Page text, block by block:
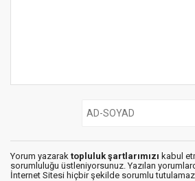
Yorum yazarak topluluk şartlarımızı kabul
sorumluluğu üstleniyorsunuz. Yazılan
İnternet Sitesi hiçbir şekilde sorumlu tutulamaz